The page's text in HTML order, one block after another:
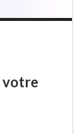
votre